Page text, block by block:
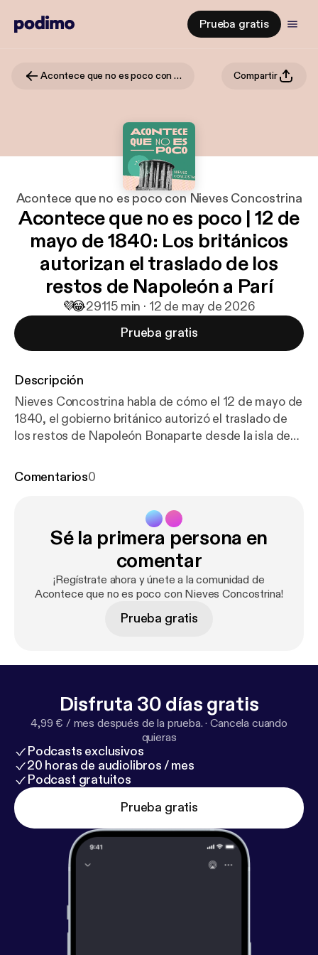
Prueba gratis
Acontece que no es poco con Nieves Concostrina Compartir
Acontece que no es poco con Nieves Concostrina
Acontece que no es poco | 12 de
mayo de 1840: Los británicos
autorizan el traslado de los
restos de Napoleón a Parí
💜😂29115 min · 12 de may de 2026
Prueba gratis
Descripción
Nieves Concostrina habla de cómo el 12 de mayo de
1840, el gobierno británico autorizó el traslado de
los restos de Napoleón Bonaparte desde la isla de
muerte. Este regreso no ocurrió antes debido a la
Comentarios0
Sé la primera persona en
comentar
¡Regístrate ahora y únete a la comunidad de
Acontece que no es poco con Nieves Concostrina!
Prueba gratis
Disfruta 30 días gratis
4,99 € / mes después de la prueba. ·Cancela cuando
quieras
Podcasts exclusivos
20 horas de audiolibros / mes
Podcast gratuitos
Prueba gratis